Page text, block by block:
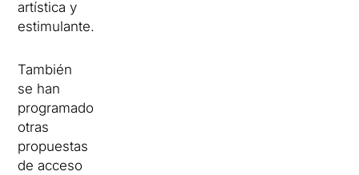
artística y
estimulante.
También
se han
programado
otras
propuestas
de acceso